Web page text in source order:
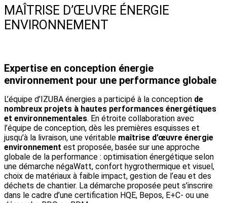
MAÎTRISE D’ŒUVRE ÉNERGIE
ENVIRONNEMENT
Expertise en conception énergie
environnement pour une performance globale
L’équipe d’IZUBA énergies a participé à la conception de
nombreux projets à hautes performances énergétiques
et environnementales. En étroite collaboration avec
l’équipe de conception, dès les premières esquisses et
jusqu’à la livraison, une véritable maîtrise d’œuvre énergie
environnement est proposée, basée sur une approche
globale de la performance : optimisation énergétique selon
une démarche négaWatt, confort hygrothermique et visuel,
choix de matériaux à faible impact, gestion de l’eau et des
déchets de chantier. La démarche proposée peut s’inscrire
dans le cadre d’une certification HQE, Bepos, E+C- ou une